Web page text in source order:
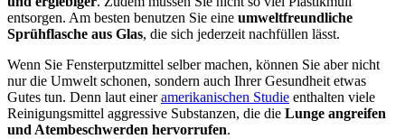
entsorgen. Am besten benutzen Sie eine umweltfreundliche
Sprühflasche aus Glas, die sich jederzeit nachfüllen lässt.
Wenn Sie Fensterputzmittel selber machen, können Sie aber nicht
nur die Umwelt schonen, sondern auch Ihrer Gesundheit etwas
Gutes tun. Denn laut eineramerikanischen Studie enthalten viele
Reinigungsmittel aggressive Substanzen, die die Lunge angreifen
und Atembeschwerden hervorrufen.